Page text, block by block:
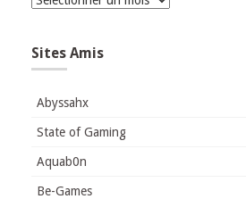
Sites Amis
Abyssahx
State of Gaming
Aquab0n
Be-Games